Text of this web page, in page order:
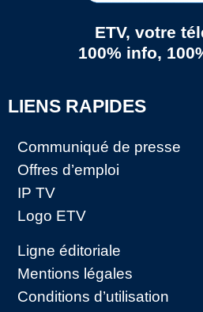
ETV, votre
100% info,
LIENS RAPIDES
Communiqué de presse
Offres d’emploi
IP TV
Logo ETV
Ligne éditoriale
Mentions légales
Conditions d’utilisation